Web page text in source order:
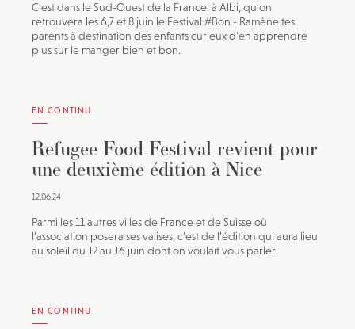
C’est dans le Sud-Ouest de la France, à Albi, qu’on
retrouvera les 6,7 et 8 juin le Festival #Bon - Ramène tes
parents à destination des enfants curieux d’en apprendre
plus sur le manger bien et bon.
EN CONTINU
Refugee Food Festival revient pour
une deuxième édition à Nice
12.06.24
Parmi les 11 autres villes de France et de Suisse où
l’association posera ses valises, c’est de l’édition qui aura lieu
au soleil du 12 au 16 juin dont on voulait vous parler.
EN CONTINU